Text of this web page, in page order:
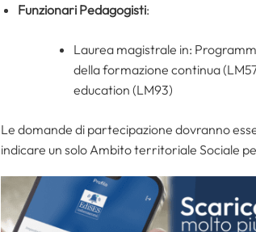
Funzionari Pedagogisti:
Laurea magistrale in:
della formazione continua
education (LM93)
Le domande di partecipazione dovranno
indicare un solo Ambito territoriale Sociale